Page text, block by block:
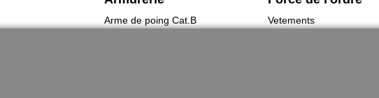
Arme de poing Cat.B
Vetements